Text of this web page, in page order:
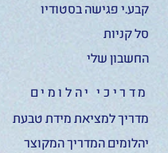
קבע.י פגישה בסטודיו
סל קניות
החשבון שלי
מדריכי יהלומים
מדריך למציאת מידת טבעת
יהלומים המדריך המקוצר